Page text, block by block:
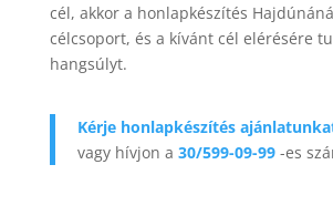
cél, akkor a honlapkészítés
célcsoport, és a kívánt cél elérésére
hangsúlyt.
Kérje honlapkészítés
vagy hívjon a 30/599-09-99-es